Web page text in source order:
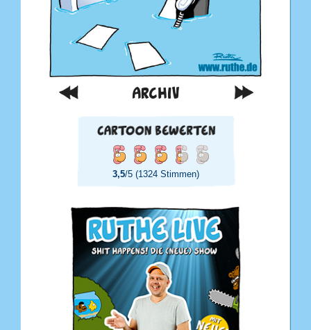
ARCHIV
3,5/5 (1324 Stimmen)